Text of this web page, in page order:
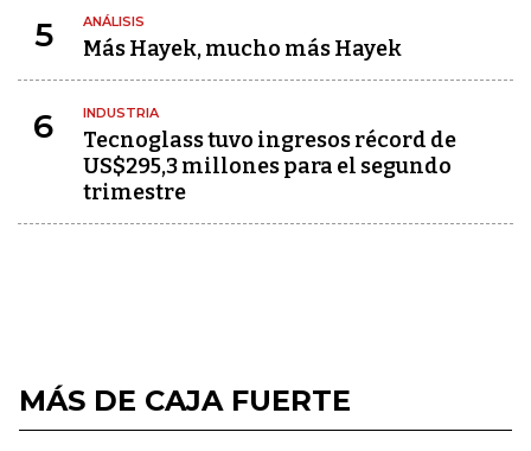
5 ANÁLISIS
Más Hayek, mucho más Hayek
6 INDUSTRIA
Tecnoglass tuvo ingresos récord de
US$295,3 millones para el segundo
trimestre
MÁS DE CAJA FUERTE